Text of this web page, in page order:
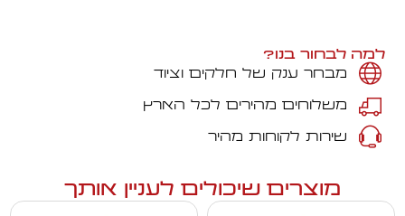
למה לבחור בנו?
מבחר ענק של חלקים וציוד
משלוחים מהירים לכל הארץ
שירות לקוחות מהיר
מוצרים שיכולים לעניין אותך